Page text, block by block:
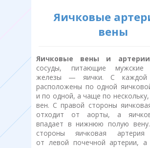
Яичковые
вены
Яичковые вены и артерии
сосуды, питающие мужские
железы — яички. С каждой
расположены по одной
и по одной, а чаще по
вен. С правой стороны
отходит от аорты, а
впадает в нижнюю полую
стороны яичковая артерия
от левой почечной артерии, а